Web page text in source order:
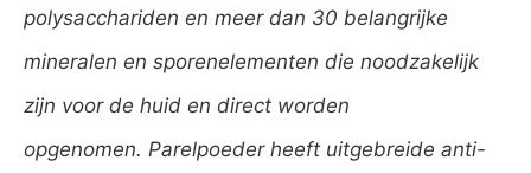
polysacchariden en meer dan 30 belangrijke
mineralen en sporenelementen die noodzakelijk
zijn voor de huid en direct worden
opgenomen. Parelpoeder heeft uitgebreide anti-